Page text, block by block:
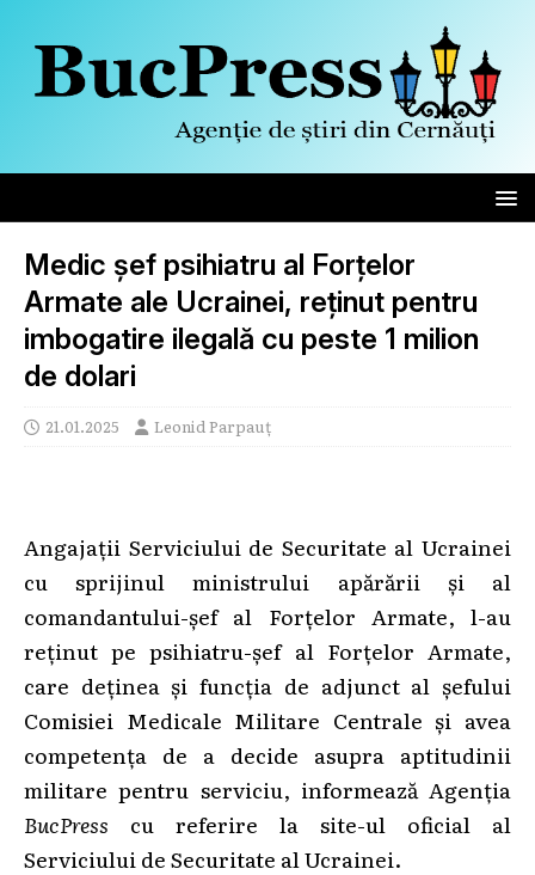
Medic șef psihiatru al Forțelor
Armate ale Ucrainei, reținut pentru
imbogatire ilegală cu peste 1 milion
de dolari
21.01.2025 Leonid Parpauț
Angajații Serviciului de Securitate al Ucrainei
cu sprijinul ministrului apărării și al
comandantului-șef al Forțelor Armate, l-au
reținut pe psihiatru-șef al Forțelor Armate,
care deținea și funcția de adjunct al șefului
Comisiei Medicale Militare Centrale și avea
competența de a decide asupra aptitudinii
militare pentru serviciu, informează Agenția
BucPress cu referire la site-ul oficial al
Serviciului de Securitate al Ucrainei.